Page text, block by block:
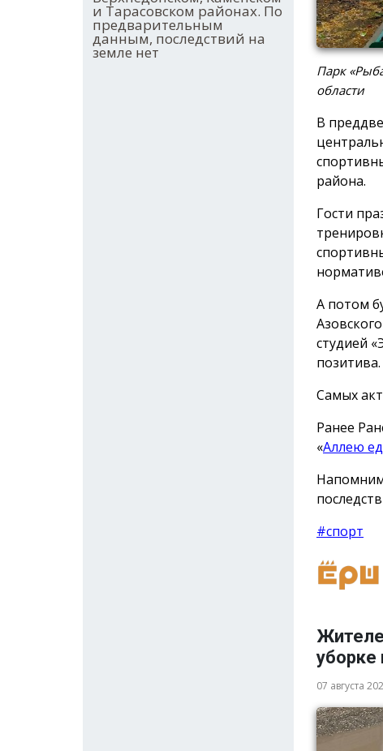
и Тарасовском районах. По
предварительным
данным, последствий на
земле нет
Парк
области
В
района.
Гости
А потом
студией
позитива.
Самых
Ранее
«Аллею
#спорт
уборке
07 августа